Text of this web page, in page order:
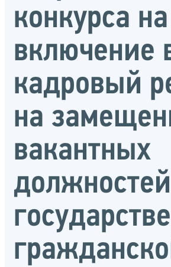
конкурса на
включение
кадровый
на
вакантных
должностей